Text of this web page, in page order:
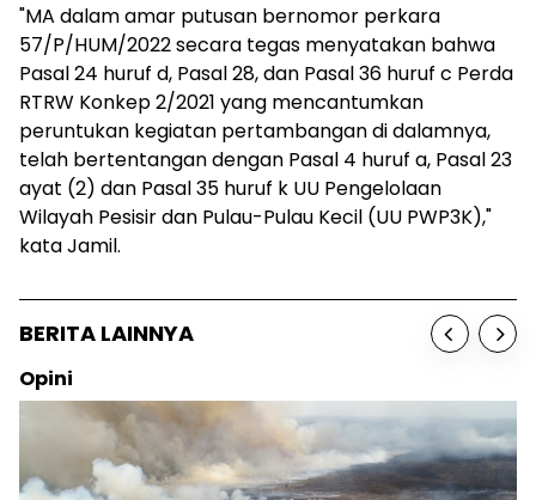
"MA dalam amar putusan bernomor perkara
57/P/HUM/2022 secara tegas menyatakan bahwa
Pasal 24 huruf d, Pasal 28, dan Pasal 36 huruf c Perda
RTRW Konkep 2/2021 yang mencantumkan
peruntukan kegiatan pertambangan di dalamnya,
telah bertentangan dengan Pasal 4 huruf a, Pasal 23
ayat (2) dan Pasal 35 huruf k UU Pengelolaan
Wilayah Pesisir dan Pulau-Pulau Kecil (UU PWP3K),"
kata Jamil.
BERITA LAINNYA
Sosok